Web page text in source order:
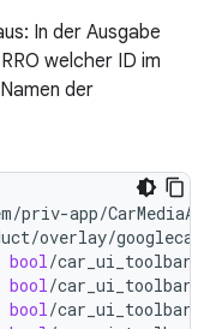
In der Ausgabe
welcher ID im
der
/priv-app/
/overlay/
bool/
bool/
bool/